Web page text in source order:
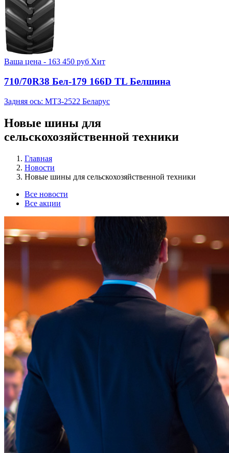
Ваша цена - 163 450 руб Хит
710/70R38 Бел-179 166D TL Белшина
Задняя ось: МТЗ-2522 Беларус
Новые шины для
сельскохозяйственной техники
Главная
Новости
Новые шины для сельскохозяйственной техники
Все новости
Все акции